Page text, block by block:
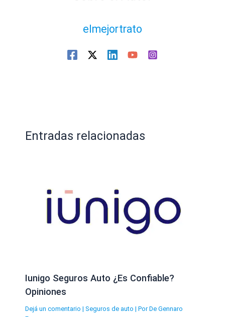
elmejortrato
Entradas relacionadas
Iunigo Seguros Auto ¿Es Confiable?
Opiniones
Dejá un comentario | Seguros de auto | Por De Gennaro